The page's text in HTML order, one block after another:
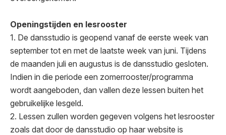
Openingstijden en lesrooster
1. De dansstudio is geopend vanaf de eerste week van
september tot en met de laatste week van juni. Tijdens
de maanden juli en augustus is de dansstudio gesloten.
Indien in die periode een zomerrooster/programma
wordt aangeboden, dan vallen deze lessen buiten het
gebruikelijke lesgeld.
2. Lessen zullen worden gegeven volgens het lesrooster
zoals dat door de dansstudio op haar website is